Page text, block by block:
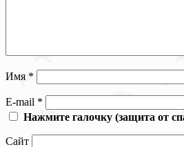
Имя *
E-mail *
Нажмите галочку (защита от
Сайт